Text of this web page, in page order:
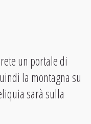
un portale di
la montagna su
sarà sulla